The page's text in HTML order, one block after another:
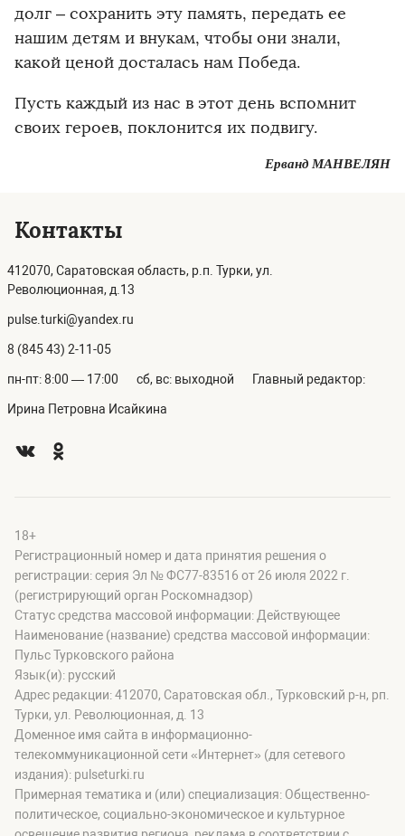
долг – сохранить эту память, передать ее
нашим детям и внукам, чтобы они знали,
какой ценой досталась нам Победа.
Пусть каждый из нас в этот день вспомнит
своих героев, поклонится их подвигу.
Ерванд МАНВЕЛЯН
Контакты
412070, Саратовская область, р.п. Турки, ул.
Революционная, д.13
pulse.turki@yandex.ru
8 (845 43) 2-11-05
пн-пт: 8:00 — 17:00 сб, вс: выходной Главный редактор:
Ирина Петровна Исайкина
18+
Регистрационный номер и дата принятия решения о
регистрации: серия Эл № ФС77-83516 от 26 июля 2022 г.
(регистрирующий орган Роскомнадзор)
Статус средства массовой информации: Действующее
Наименование (название) средства массовой информации:
Пульс Турковского района
Язык(и): русский
Адрес редакции: 412070, Саратовская обл., Турковский р-н, рп.
Турки, ул. Революционная, д. 13
Доменное имя сайта в информационно-
телекоммуникационной сети «Интернет» (для сетевого
издания): pulseturki.ru
Примерная тематика и (или) специализация: Общественно-
политическое, социально-экономическое и культурное